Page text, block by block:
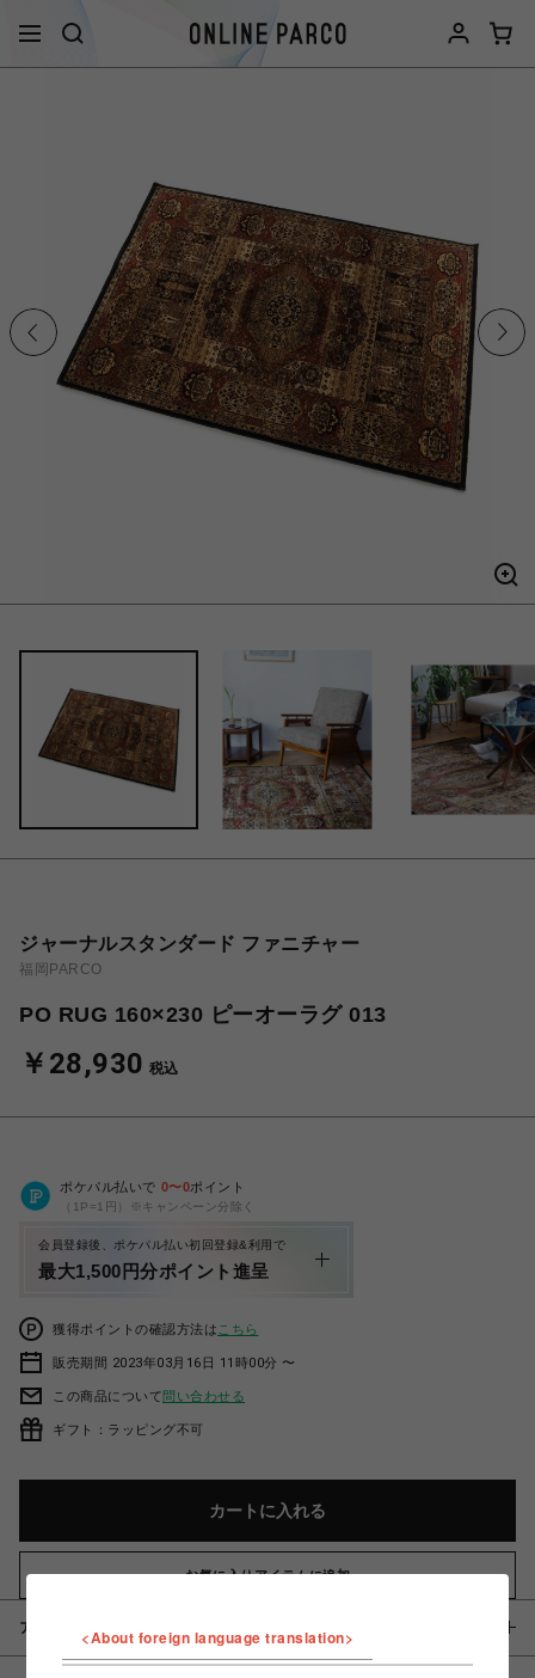
ジャーナルスタンダード ファニチャー
福岡PARCO
PO RUG 160×230 ピーオーラグ 013
￥28,930 税込
ポケパル払いで 0〜0ポイント
（1P=1円）※キャンペーン分除く
会員登録後、ポケパル払い初回登録&利用で
最大1,500円分ポイント進呈
獲得ポイントの確認方法は こちら
販売期間 2023年03月16日 11時00分 〜
この商品について問い合わせる
ギフト：ラッピング不可
カートに入れる
お気に入りアイテムに追加
アイテム説明 / 素材<About foreign language translation>